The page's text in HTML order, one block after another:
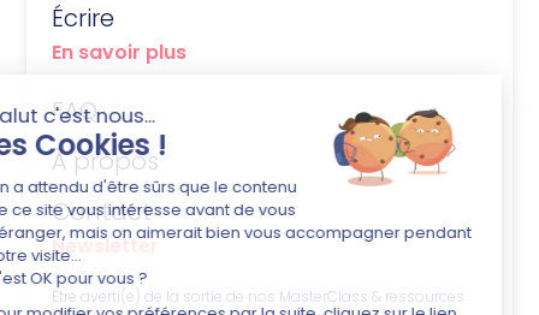
Écrire
En savoir plus
FAQ
À propos
Contact
Newsletter
Être averti(e) de la sortie de nos MasterClass & ressources